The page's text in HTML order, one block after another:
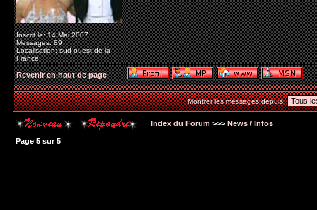
Inscrit le: 14 Mai 2007
Messages: 89
Localisation: sud ouest de la
France
Revenir en haut de page
Montrer les messages depuis:
Index du Forum >>> News / Infos
Page 5 sur5